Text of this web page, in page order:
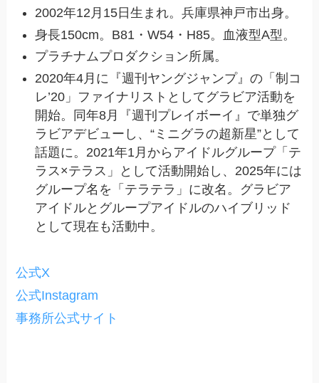
2002年12月15日生まれ。兵庫県神戸市出身。
身長150cm。B81・W54・H85。血液型A型。
プラチナムプロダクション所属。
2020年4月に『週刊ヤングジャンプ』の「制コ
レ’20」ファイナリストとしてグラビア活動を
開始。同年8月『週刊プレイボーイ』で単独グ
ラビアデビューし、“ミニグラの超新星”として
話題に。2021年1月からアイドルグループ「テ
ラス×テラス」として活動開始し、2025年には
グループ名を「テラテラ」に改名。グラビア
アイドルとグループアイドルのハイブリッド
として現在も活動中。
公式X
公式Instagram
事務所公式サイト